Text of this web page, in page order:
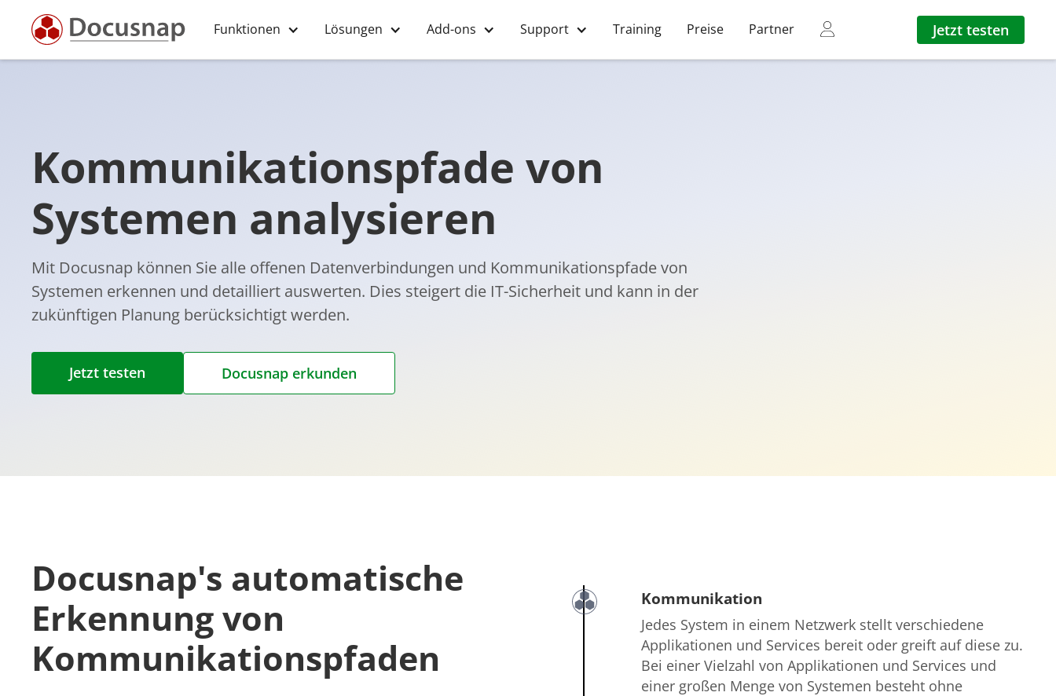
Funktionen Lösungen Add-ons Support Training Preise Partner Jetzt testen
Kommunikationspfade von
Systemen analysieren
Mit Docusnap können Sie alle offenen Datenverbindungen und Kommunikationspfade von
Systemen erkennen und detailliert auswerten. Dies steigert die IT-Sicherheit und kann in der
zukünftigen Planung berücksichtigt werden.
Jetzt testen Docusnap erkunden
Docusnap's automatische
Erkennung von
Kommunikationspfaden
Kommunikation
Jedes System in einem Netzwerk stellt verschiedene
Applikationen und Services bereit oder greift auf diese zu.
Bei einer Vielzahl von Applikationen und Services und
einer großen Menge von Systemen besteht ohne